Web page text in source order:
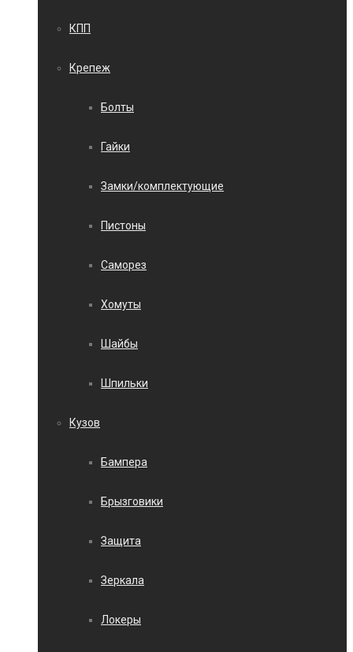
КПП
Крепеж
Болты
Гайки
Замки/комплектующие
Пистоны
Саморез
Хомуты
Шайбы
Шпильки
Кузов
Бампера
Брызговики
Защита
Зеркала
Локеры